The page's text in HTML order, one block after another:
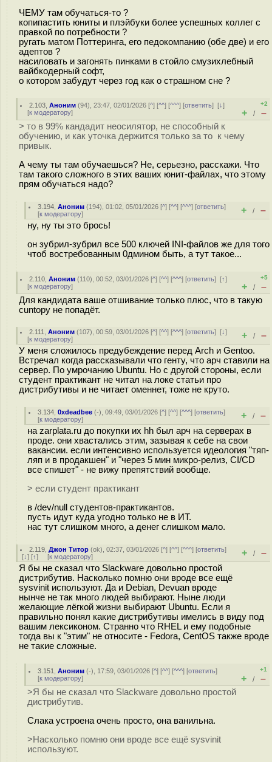
ЧЕМУ там обучаться-то ?
копипастить юниты и плэйбуки более успешных коллег с
правкой по потребности ?
ругать матом Поттеринга, его педокомпанию (обе две) и его
адептов ?
насиловать и загонять пинками в стойло смузихлебный
вайбкодерный софт,
о котором забудут через год как о страшном сне ?
2.103 ,Аноним (94), 23:47, 02/01/2026 [^] [^^] [^^^] [ответить][↓]
[к модератору]
+2
+ / –
> то в 99% кандадит неосилятор, не способный к
обучению, и как уточка держится только за то к чему
привык.
А чему ты там обучаешься? Не, серьезно, расскажи. Что
там такого сложного в этих ваших юнит-файлах, что этому
прям обучаться надо?
3.194 ,Аноним (194), 01:02, 05/01/2026 [^] [^^] [^^^] [ответить]
[к модератору] + / –
ну, ну ты это брось!
он зубрил-зубрил все 500 ключей INI-файлов же для того
чтоб востребованным 0дмином быть, а тут такое...
2.110 ,Аноним (110), 00:52, 03/01/2026 [^] [^^] [^^^] [ответить][↑]
[к модератору]
+5
+ / –
Для кандидата ваше отшивание только плюс, что в такую
cuntору не попадёт.
2.111 ,Аноним (107), 00:59, 03/01/2026 [^] [^^] [^^^] [ответить][↓]
[к модератору] + / –
У меня сложилось предубеждение перед Arch и Gentoo.
Встречал когда рассказывали что генту, что арч ставили на
сервер. По умрочанию Ubuntu. Но с другой стороны, если
студент практикант не читал на локе статьи про
дистрибутивы и не читает оменнет, тоже не круто.
3.134 ,0xdeadbee (-), 09:49, 03/01/2026 [^] [^^] [^^^] [ответить]
[к модератору] + / –
на zarplata.ru до покупки их hh был арч на серверах в
проде. они хвастались этим, зазывая к себе на свои
вакансии. если интенсивно используется идеология "тяп-
ляп и в продакшен" и "через 5 мин микро-релиз, CI/CD
все спишет" - не вижу препятствий вообще.
> если студент практикант
в /dev/null студентов-практикантов.
пусть идут куда угодно только не в ИТ.
нас тут слишком много, а денег слишком мало.
2.119 ,Джон Титор (ok), 02:37, 03/01/2026 [^] [^^] [^^^] [ответить]
[↓] [↑] [к модератору] + / –
Я бы не сказал что Slackware довольно простой
дистрибутив. Насколько помню они вроде все ещё
sysvinit используют. Да и Debian, Devuan вроде
нынче не так много людей выбирают. Ныне люди
желающие лёгкой жизни выбирают Ubuntu. Если я
правильно понял какие дистрибутивы имелись в виду под
вашим лексиконом. Странно что RHEL и ему подобные
тогда вы к "этим" не относите - Fedora, CentOS также вроде
не такие сложные.
3.151 ,Аноним (-), 17:59, 03/01/2026 [^] [^^] [^^^] [ответить]
[к модератору]
+1
+ / –
>Я бы не сказал что Slackware довольно простой
дистрибутив.
Слака устроена очень просто, она ванильна.
>Насколько помню они вроде все ещё sysvinit
используют.